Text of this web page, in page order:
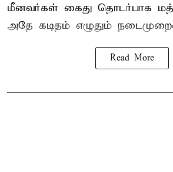
மீனவர்கள் கைது தொடர்பாக
அதே கடிதம் எழுதும்
Read More